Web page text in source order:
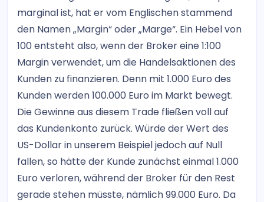
marginal ist, hat er vom Englischen stammend
den Namen „Margin“ oder „Marge“. Ein Hebel von
100 entsteht also, wenn der Broker eine 1:100
Margin verwendet, um die Handelsaktionen des
Kunden zu finanzieren. Denn mit 1.000 Euro des
Kunden werden 100.000 Euro im Markt bewegt.
Die Gewinne aus diesem Trade fließen voll auf
das Kundenkonto zurück. Würde der Wert des
US-Dollar in unserem Beispiel jedoch auf Null
fallen, so hätte der Kunde zunächst einmal 1.000
Euro verloren, während der Broker für den Rest
gerade stehen müsste, nämlich 99.000 Euro. Da